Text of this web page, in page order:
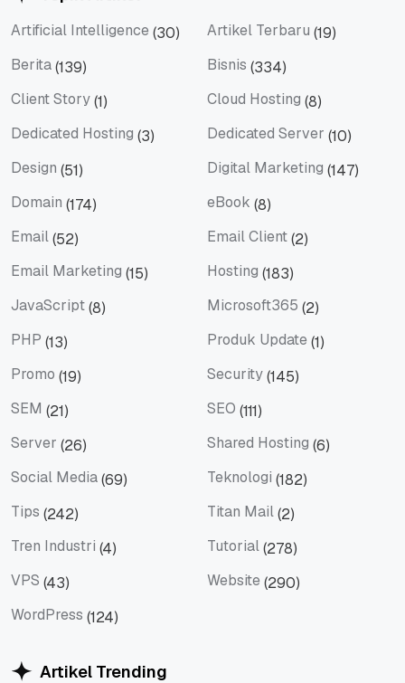
Artificial Intelligence (30) Artikel Terbaru (19)
Berita(139) Bisnis (334)
Client Story(1) Cloud Hosting (8)
Dedicated Hosting (3) Dedicated Server (10)
Design (51) Digital Marketing (147)
Domain (174) eBook (8)
Email(52) Email Client(2)
Email Marketing (15) Hosting (183)
JavaScript(8) Microsoft365 (2)
PHP (13) Produk Update (1)
Promo (19) Security(145)
SEM (21) SEO (111)
Server (26) Shared Hosting (6)
Social Media(69) Teknologi (182)
Tips (242) Titan Mail(2)
Tren Industri (4) Tutorial(278)
VPS (43) Website (290)
WordPress (124)
Artikel Trending